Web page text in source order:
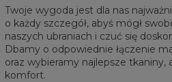
Twoje wygoda jest dla nas
o każdy szczegół, abyś mógł
naszych ubraniach i czuć się
Dbamy o odpowiednie łączenie
oraz wybieramy najlepsze tkaniny,
komfort.